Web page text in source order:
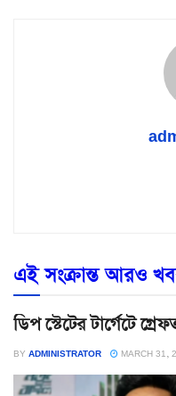
এই সংক্রান্ত আরও
ডিপ স্টেটের টার্গেটে
BY ADMINISTRATOR MARCH 31,